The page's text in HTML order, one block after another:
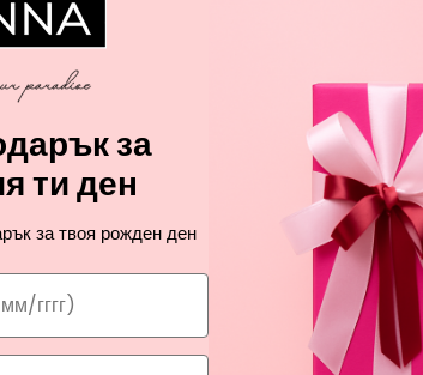
29,42
за
ти ден
за твоя рожден ден